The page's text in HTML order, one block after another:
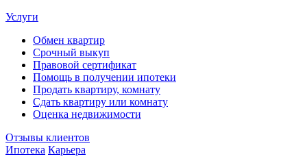
Услуги
Обмен квартир
Срочный выкуп
Правовой сертификат
Помощь в получении ипотеки
Продать квартиру, комнату
Сдать квартиру или комнату
Оценка недвижимости
Отзывы клиентов
Ипотека Карьера